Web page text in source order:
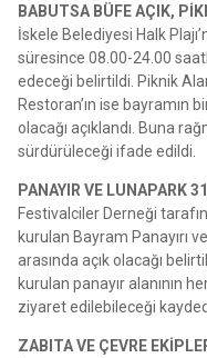
BABUTSA BÜFE AÇIK,
İskele Belediyesi Halk
süresince 08.00-24.00
edeceği belirtildi. Piknik
Restoran’ın ise bayramın
olacağı açıklandı. Buna
sürdürüleceği ifade edildi.
PANAYIR VE LUNAPARK
Festivalciler Derneği
kurulan Bayram Panayırı
arasında açık olacağı
kurulan panayır alanının
ziyaret edilebileceği
ZABITA VE ÇEVRE